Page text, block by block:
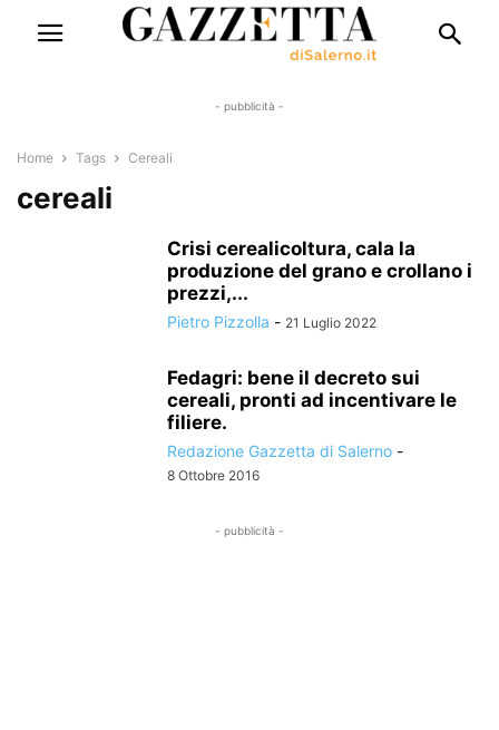
- pubblicità -
Home Tags Cereali
cereali
Crisi cerealicoltura, cala la
produzione del grano e crollano i
prezzi,...
Pietro Pizzolla - 21 Luglio 2022
Fedagri: bene il decreto sui
cereali, pronti ad incentivare le
filiere.
Redazione Gazzetta di Salerno -
8 Ottobre 2016
- pubblicità -